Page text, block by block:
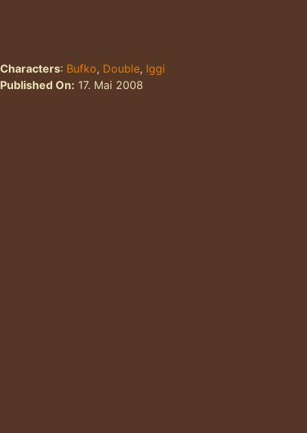
Characters: Bufko, Double, Iggi
Published On: 17. Mai 2008